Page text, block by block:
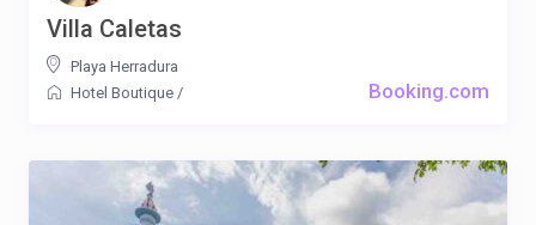
Booking.com
Villa Caletas
Playa Herradura
Hotel Boutique /